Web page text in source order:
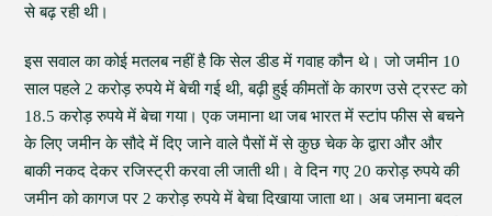
से बढ़ रही थी।
इस सवाल का कोई मतलब नहीं है कि सेल डीड में गवाह कौन थे। जो जमीन 10
साल पहले 2 करोड़ रुपये में बेची गई थी, बढ़ी हुई कीमतों के कारण उसे ट्रस्ट को
18.5 करोड़ रुपये में बेचा गया। एक जमाना था जब भारत में स्टांप फीस से बचने
के लिए जमीन के सौदे में दिए जाने वाले पैसों में से कुछ चेक के द्वारा और और
बाकी नकद देकर रजिस्ट्री करवा ली जाती थी। वे दिन गए 20 करोड़ रुपये की
जमीन को कागज पर 2 करोड़ रुपये में बेचा दिखाया जाता था। अब जमाना बदल